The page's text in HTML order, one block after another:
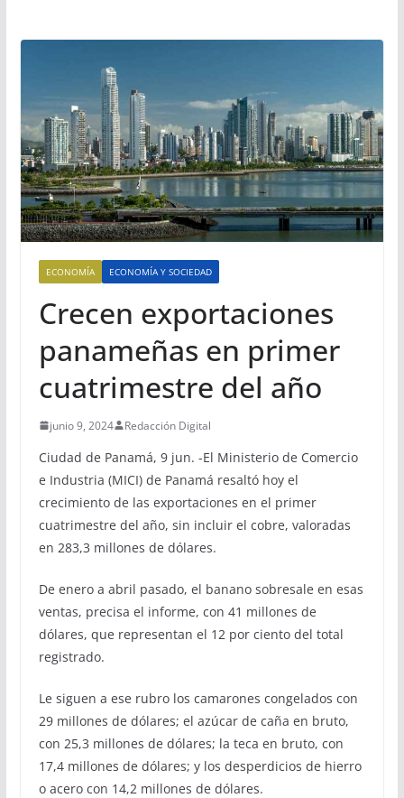
ECONOMÍA ECONOMÍA Y SOCIEDAD
Crecen exportaciones
panameñas en primer
cuatrimestre del año
junio 9, 2024 Redacción Digital
Ciudad de Panamá, 9 jun. -El Ministerio de Comercio
e Industria (MICI) de Panamá resaltó hoy el
crecimiento de las exportaciones en el primer
cuatrimestre del año, sin incluir el cobre, valoradas
en 283,3 millones de dólares.
De enero a abril pasado, el banano sobresale en esas
ventas, precisa el informe, con 41 millones de
dólares, que representan el 12 por ciento del total
registrado.
Le siguen a ese rubro los camarones congelados con
29 millones de dólares; el azúcar de caña en bruto,
con 25,3 millones de dólares; la teca en bruto, con
17,4 millones de dólares; y los desperdicios de hierro
o acero con 14,2 millones de dólares.